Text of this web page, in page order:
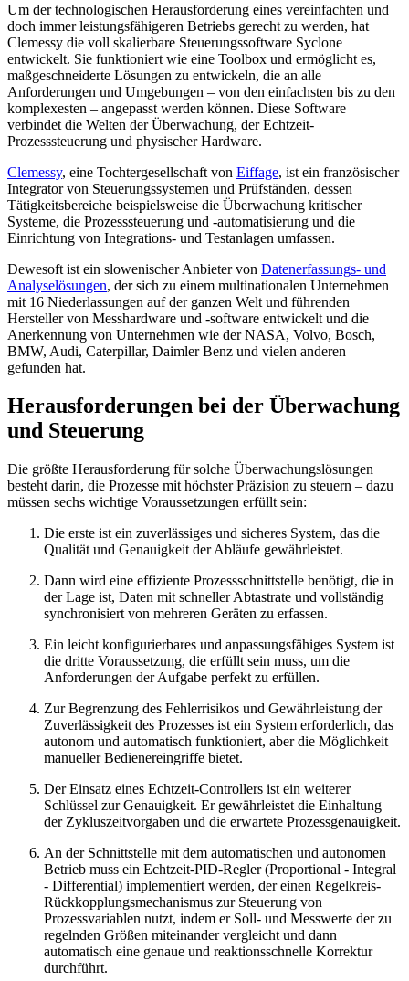
Um der technologischen Herausforderung eines vereinfachten und
doch immer leistungsfähigeren Betriebs gerecht zu werden, hat
Clemessy die voll skalierbare Steuerungssoftware Syclone
entwickelt. Sie funktioniert wie eine Toolbox und ermöglicht es,
maßgeschneiderte Lösungen zu entwickeln, die an alle
Anforderungen und Umgebungen – von den einfachsten bis zu den
komplexesten – angepasst werden können. Diese Software
verbindet die Welten der Überwachung, der Echtzeit-
Prozesssteuerung und physischer Hardware.
Clemessy, eine Tochtergesellschaft von Eiffage, ist ein französischer
Integrator von Steuerungssystemen und Prüfständen, dessen
Tätigkeitsbereiche beispielsweise die Überwachung kritischer
Systeme, die Prozesssteuerung und -automatisierung und die
Einrichtung von Integrations- und Testanlagen umfassen.
Dewesoft ist ein slowenischer Anbieter von Datenerfassungs- und
Analyselösungen, der sich zu einem multinationalen Unternehmen
mit 16 Niederlassungen auf der ganzen Welt und führenden
Hersteller von Messhardware und -software entwickelt und die
Anerkennung von Unternehmen wie der NASA, Volvo, Bosch,
BMW, Audi, Caterpillar, Daimler Benz und vielen anderen
gefunden hat.
Herausforderungen bei der Überwachung
und Steuerung
Die größte Herausforderung für solche Überwachungslösungen
besteht darin, die Prozesse mit höchster Präzision zu steuern – dazu
müssen sechs wichtige Voraussetzungen erfüllt sein:
Die erste ist ein zuverlässiges und sicheres System, das die
Qualität und Genauigkeit der Abläufe gewährleistet.
Dann wird eine effiziente Prozessschnittstelle benötigt, die in
der Lage ist, Daten mit schneller Abtastrate und vollständig
synchronisiert von mehreren Geräten zu erfassen.
Ein leicht konfigurierbares und anpassungsfähiges System ist
die dritte Voraussetzung, die erfüllt sein muss, um die
Anforderungen der Aufgabe perfekt zu erfüllen.
Zur Begrenzung des Fehlerrisikos und Gewährleistung der
Zuverlässigkeit des Prozesses ist ein System erforderlich, das
autonom und automatisch funktioniert, aber die Möglichkeit
manueller Bedienereingriffe bietet.
Der Einsatz eines Echtzeit-Controllers ist ein weiterer
Schlüssel zur Genauigkeit. Er gewährleistet die Einhaltung
der Zykluszeitvorgaben und die erwartete Prozessgenauigkeit.
An der Schnittstelle mit dem automatischen und autonomen
Betrieb muss ein Echtzeit-PID-Regler (Proportional - Integral
- Differential) implementiert werden, der einen Regelkreis-
Rückkopplungsmechanismus zur Steuerung von
Prozessvariablen nutzt, indem er Soll- und Messwerte der zu
regelnden Größen miteinander vergleicht und dann
automatisch eine genaue und reaktionsschnelle Korrektur
durchführt.